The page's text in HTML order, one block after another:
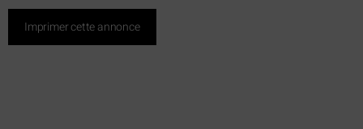
Imprimer cette annonce